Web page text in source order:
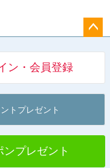
へ
ン・会員登録
トプレゼント
プレゼント